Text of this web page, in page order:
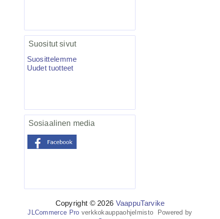
Suositut sivut
Suosittelemme
Uudet tuotteet
Sosiaalinen media
Copyright © 2026 VaappuTarvike
JLCommerce Pro verkkokauppaohjelmisto Powered by